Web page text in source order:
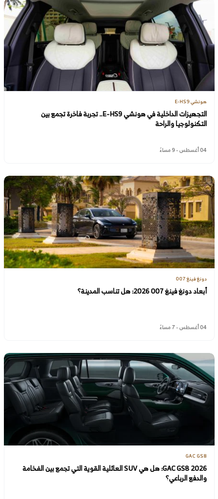
هونشي E-HS9
التجهيزات الداخلية في هونشي E-HS9.. تجربة فاخرة تجمع بين
التكنولوجيا والراحة
04 أغسطس - 9 مساءً
دونغ فينغ 007
أبعاد دونغ فينغ 007 2026: هل تناسب المدينة؟
04 أغسطس - 7 مساءً
GAC GS8
GAC GS8 2026: هل هي SUV العائلية القوية التي تجمع بين الفخامة
والدفع الرباعي؟